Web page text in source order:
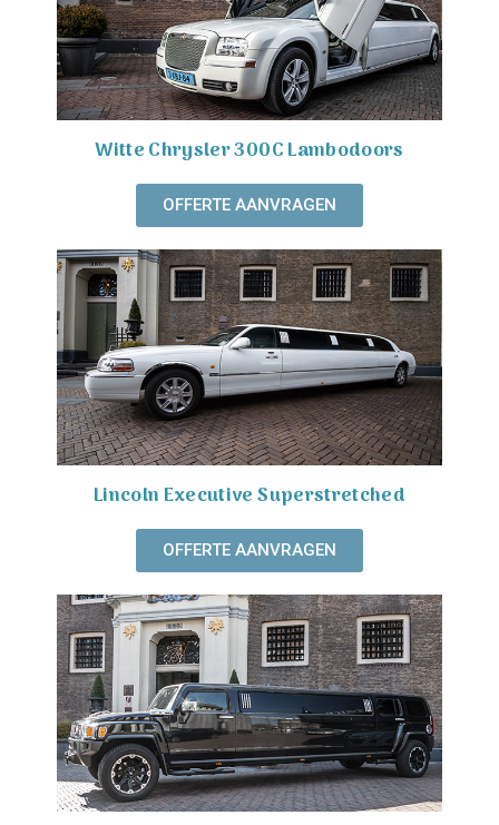
Witte Chrysler 300C Lambodoors
OFFERTE AANVRAGEN
Lincoln Executive Superstretched
OFFERTE AANVRAGEN